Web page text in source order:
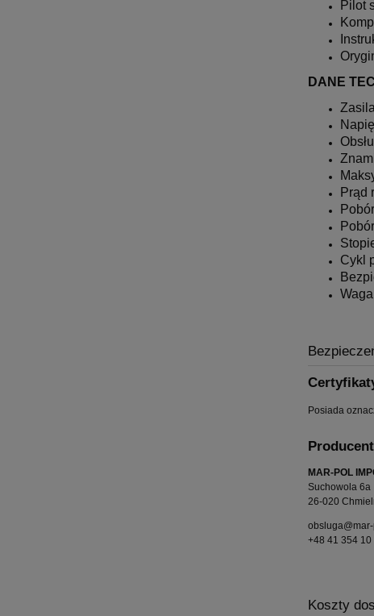
Pilot
DANE
Prąd
Cykl
Posiada
Producent
MAR-POL
Suchowola 6a
26-020
+48 41 354 10
Koszty